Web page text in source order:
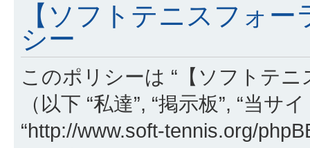
【ソフトテニスフォ
シー
このポリシーは “【ソフトテ
（以下 “私達”, “掲示板”, “当
“http://www.soft-tennis.org/